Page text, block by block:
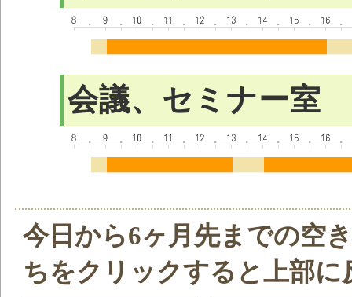
会議、セミナー室
今日から6ヶ月先までの空
ちをクリックすると上部に